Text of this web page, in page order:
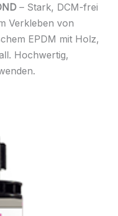
– Stark, DCM-frei
Verkleben von
EPDM mit Holz,
Hochwertig,